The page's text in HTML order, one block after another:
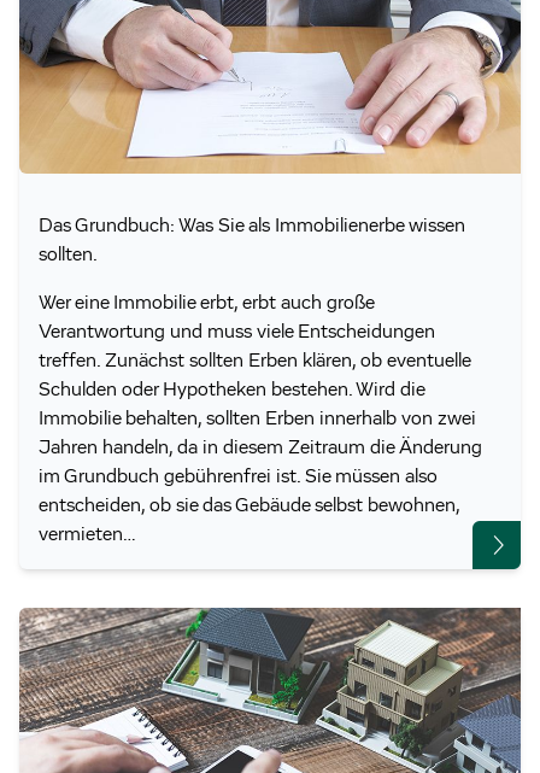
Das Grundbuch: Was Sie als Immobilienerbe wissen
sollten.
Wer eine Immobilie erbt, erbt auch große
Verantwortung und muss viele Entscheidungen
treffen. Zunächst sollten Erben klären, ob eventuelle
Schulden oder Hypotheken bestehen. Wird die
Immobilie behalten, sollten Erben innerhalb von zwei
Jahren handeln, da in diesem Zeitraum die Änderung
im Grundbuch gebührenfrei ist. Sie müssen also
entscheiden, ob sie das Gebäude selbst bewohnen,
vermieten…